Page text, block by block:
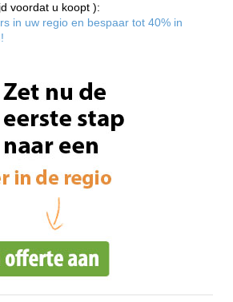
voordat u koopt ):
in uw regio en bespaar tot 40% in